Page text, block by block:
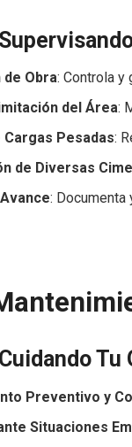
Obra: Controla y
del Área:
Cargas Pesadas:
de Diversas
:
Tu
Preventivo y
Situaciones